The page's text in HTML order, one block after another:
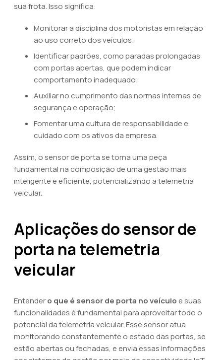
sua frota. Isso significa:
Monitorar a disciplina dos motoristas em relação
ao uso correto dos veículos;
Identificar padrões, como paradas prolongadas
com portas abertas, que podem indicar
comportamento inadequado;
Auxiliar no cumprimento das normas internas de
segurança e operação;
Fomentar uma cultura de responsabilidade e
cuidado com os ativos da empresa.
Assim, o sensor de porta se torna uma peça
fundamental na composição de uma gestão mais
inteligente e eficiente, potencializando a telemetria
veicular.
Aplicações do sensor de
porta na telemetria
veicular
Entendero que é sensor de porta no veículo e suas
funcionalidades é fundamental para aproveitar todo o
potencial da telemetria veicular. Esse sensor atua
monitorando constantemente o estado das portas, se
estão abertas ou fechadas, e envia essas informações